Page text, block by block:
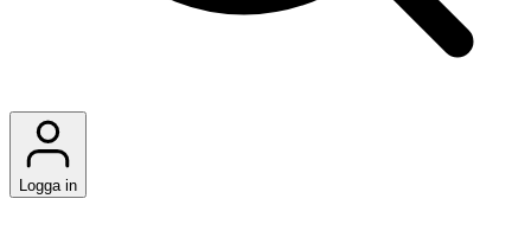
Logga in